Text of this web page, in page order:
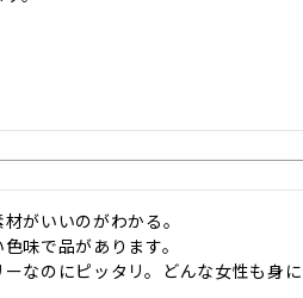
がいいのがわかる。
味で品があります。
なのにピッタリ。どんな女性も身に